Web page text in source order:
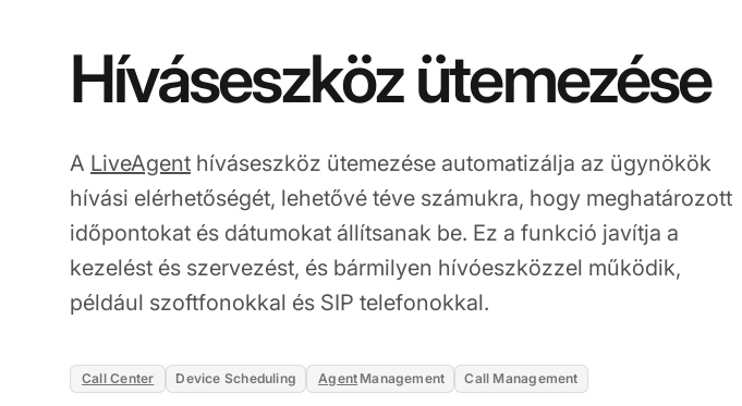
Híváseszköz ütemezése
A LiveAgent híváseszköz ütemezése automatizálja az ügynökök
hívási elérhetőségét, lehetővé téve számukra, hogy meghatározott
időpontokat és dátumokat állítsanak be. Ez a funkció javítja a
kezelést és szervezést, és bármilyen hívóeszközzel működik,
például szoftfonokkal és SIP telefonokkal.
Call Center Device Scheduling Agent Management Call Management